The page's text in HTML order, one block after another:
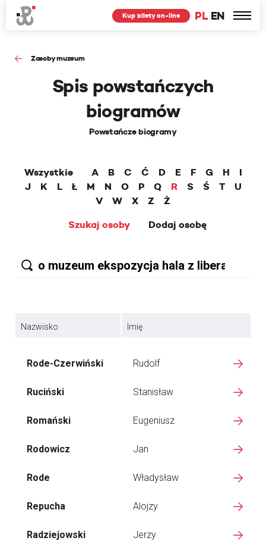
PL EN
Kup bilety on-line
Zasoby muzeum
Spis powstańczych
biogramów
Powstańcze biogramy
Wszystkie A B C Ć D E F G H
I
J
K L Ł M N O P Q R S Ś T
U
V
W X Z
Ż
Szukaj osoby
Dodaj osobę
Nazwisko Imię
Rode-Czerwiński Rudolf
Ruciński Stanisław
Romański Eugeniusz
Rodowicz Jan
Rode Władysław
Repucha Alojzy
Radziejowski Jerzy